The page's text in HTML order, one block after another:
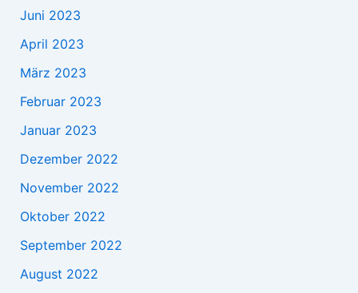
Juni 2023
April 2023
März 2023
Februar 2023
Januar 2023
Dezember 2022
November 2022
Oktober 2022
September 2022
August 2022